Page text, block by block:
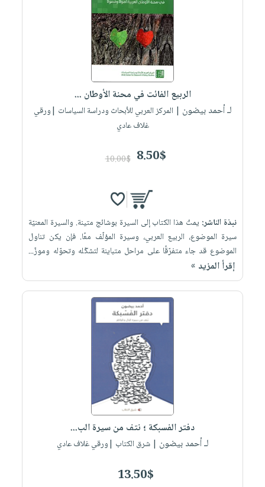
الربيع الفائت في محنة الأوطان ...
لـ أحمد بيضون | المركز العربي للأبحاث ودراسة السياسات |ورقي
غلاف عادي
8.50$
10.00$
نبذة الناشر: يمتّ هذا الكتاب إلى السيرة بوشائج متينة. والسيرة المعنيّة
سيرة الموضوع، الربيع العربي، وسيرة المؤلّف معًا. فإن يكن تناول
الموضوع قد جاء متفرّقًا على مراحل متباينة لتشكّله وتحوّله وموزّ...
إقرأ المزيد »
دفتر الفسبكة ؛ نتف من سيرة الب...
لـ أحمد بيضون | شرق الكتاب |ورقي غلاف عادي
13.50$